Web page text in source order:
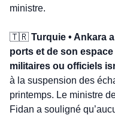
ministre.
🇹🇷 Turquie • Ankara
ports et de son
militaires ou officiels
à la suspension des
printemps. Le ministre
Fidan a souligné